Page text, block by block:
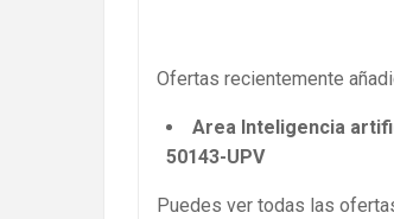
Ofertas recientemente
Area Inteligencia
50143-UPV
Puedes ver todas las